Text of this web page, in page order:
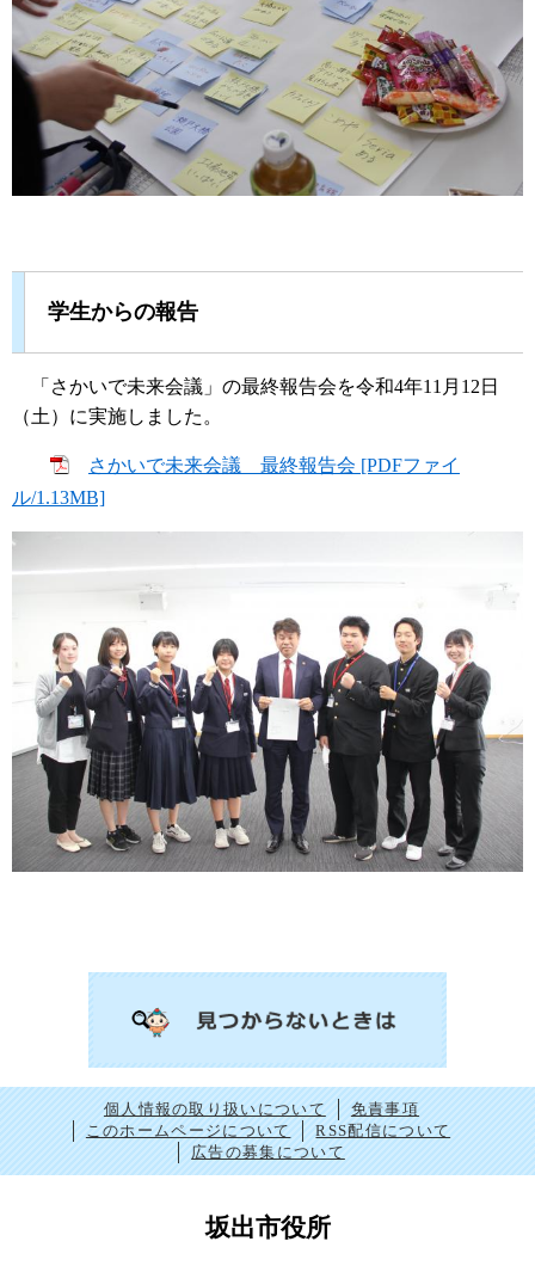
学生からの報告
「さかいで未来会議」の最終報告会を令和4年11月12日
（土）に実施しました。
さかいで未来会議 最終報告会 [PDFファイ
ル/1.13MB]
個人情報の取り扱いについて
免責事項
このホームページについて
RSS配信について
広告の募集について
坂出市役所